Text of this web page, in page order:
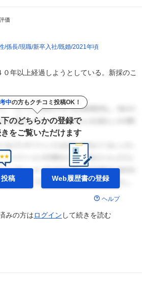
価
係長 現職 新卒入社 既婚 2021年頃
年以上経過しようとしている。新採のこ
中の方もクチコミ投稿OK！
下のどちらかの登録で
をご覧いただけます
稿 Web履歴書の登録
ヘルプ
みの方はログイン して続きを読む